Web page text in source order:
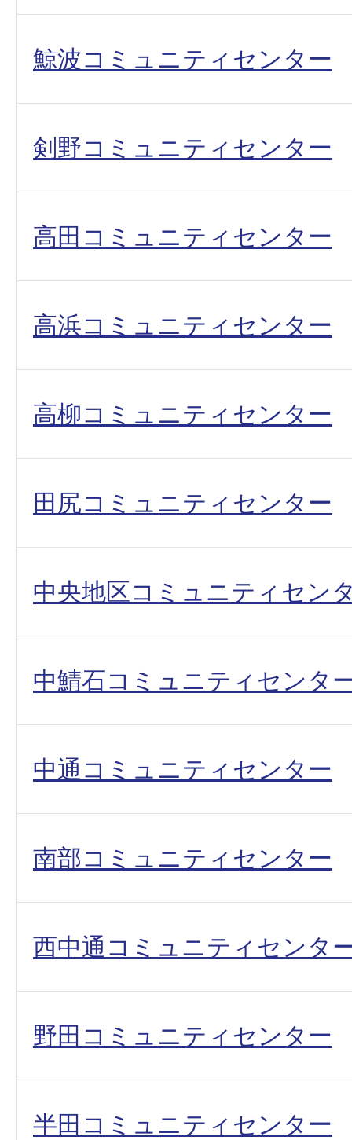
鯨波コミュニティセンター
剣野コミュニティセンター
高田コミュニティセンター
高浜コミュニティセンター
高柳コミュニティセンター
田尻コミュニティセンター
中央地区コミュニティセン
中鯖石コミュニティセンタ
中通コミュニティセンター
南部コミュニティセンター
西中通コミュニティセンタ
野田コミュニティセンター
半田コミュニティセンター